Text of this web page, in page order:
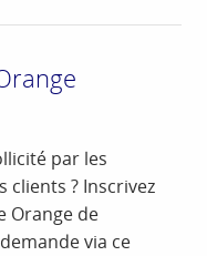
par les
clients ? Inscrivez
Orange de
via ce